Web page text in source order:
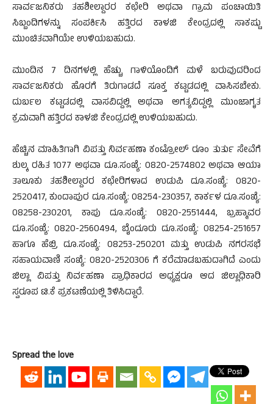
ಸಾರ್ವಜನಿಕರು ತಹಶೀಲ್ದಾರರ ಕಛೇರಿ ಅಥವಾ ಗ್ರಾಮ ಪಂಚಾಯಿತಿ
ಸಿಬ್ಬಂದಿಗಳನ್ನು ಸಂಪರ್ಕಿಸಿ ಹತ್ತಿರದ ಕಾಳಜಿ ಕೇಂದ್ರದಲ್ಲಿ ಸಾಕಷ್ಟು
ಮುಂಚಿತವಾಗಿಯೇ ಉಳಿಯಬಹುದು.
ಮುಂದಿನ 7 ದಿನಗಳಲ್ಲಿ ಹೆಚ್ಚು ಗಾಳಿಯೊಂದಿಗೆ ಮಳೆ ಬರುವುದರಿಂದ
ಸಾರ್ವಜನಿಕರು ಹೊರಗೆ ತಿರುಗಾಡದೆ ಸೂಕ್ತ ಕಟ್ಟಡದಲ್ಲಿ ವಾಸಿಸಬೇಕು.
ದುರ್ಬಲ ಕಟ್ಟಡದಲ್ಲಿ ವಾಸವಿದ್ದಲ್ಲಿ ಅಥವಾ ಅಗತ್ಯವಿದ್ದಲ್ಲಿ ಮುಂಜಾಗೃತ
ಕ್ರಮವಾಗಿ ಹತ್ತಿರದ ಕಾಳಜಿ ಕೇಂದ್ರದಲ್ಲಿ ಉಳಿಯಬಹುದು.
ಹೆಚ್ಚಿನ ಮಾಹಿತಿಗಾಗಿ ವಿಪತ್ತು ನಿರ್ವಹಣಾ ಕಂಟ್ರೋಲ್ ರೂಂ ತುರ್ತು ಸೇವೆಗೆ
ಶುಲ್ಕ ರಹಿತ 1077 ಅಥವಾ ದೂ.ಸಂಖ್ಯೆ: 0820-2574802 ಅಥವಾ ಆಯಾ
ತಾಲೂಕು ತಹಶೀಲ್ದಾರರ ಕಛೇರಿಗಳಾದ ಉಡುಪಿ ದೂ.ಸಂಖ್ಯೆ: 0820-
2520417, ಕುಂದಾಪುರ ದೂ.ಸಂಖ್ಯೆ: 08254-230357, ಕಾರ್ಕಳ ದೂ.ಸಂಖ್ಯೆ:
08258-230201, ಕಾಪು ದೂ.ಸಂಖ್ಯೆ: 0820-2551444, ಬ್ರಹ್ಮಾವರ
ದೂ.ಸಂಖ್ಯೆ: 0820-2560494, ಬೈಂದೂರು ದೂ.ಸಂಖ್ಯೆ: 08254-251657
ಹಾಗೂ ಹೆಬ್ರಿ ದೂ.ಸಂಖ್ಯೆ: 08253-250201 ಮತ್ತು ಉಡುಪಿ ನಗರಸಭೆ
ಸಹಾಯವಾಣಿ ಸಂಖ್ಯೆ: 0820-2520306 ಗೆ ಕರೆಮಾಡಬಹುದಾಗಿದೆ ಎಂದು
ಜಿಲ್ಲಾ ವಿಪತ್ತು ನಿರ್ವಹಣಾ ಪ್ರಾಧಿಕಾರದ ಅಧ್ಯಕ್ಷರೂ ಆದ ಜಿಲ್ಲಾಧಿಕಾರಿ
ಸ್ವರೂಪ ಟಿ.ಕೆ ಪ್ರಕಟಣೆಯಲ್ಲಿ ತಿಳಿಸಿದ್ದಾರೆ.
Spread the love